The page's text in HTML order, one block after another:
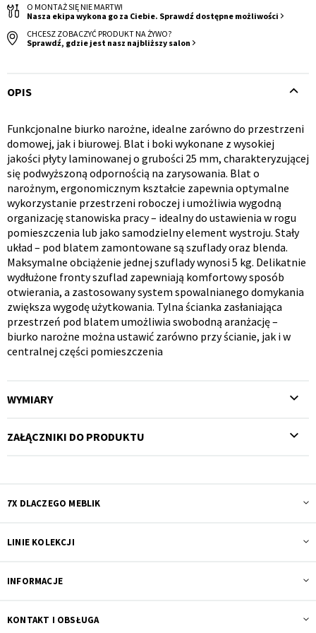
O MONTAŻ SIĘ NIE MARTW!
Nasza ekipa wykona go za Ciebie. Sprawdź dostępne możliwości
CHCESZ ZOBACZYĆ PRODUKT NA ŻYWO?
Sprawdź, gdzie jest nasz najbliższy salon
OPIS
Opis
produktu
Funkcjonalne biurko narożne, idealne zarówno do przestrzeni
domowej, jak i biurowej. Blat i boki wykonane z wysokiej
jakości płyty laminowanej o grubości 25 mm, charakteryzującej
się podwyższoną odpornością na zarysowania. Blat o
narożnym, ergonomicznym kształcie zapewnia optymalne
wykorzystanie przestrzeni roboczej i umożliwia wygodną
organizację stanowiska pracy – idealny do ustawienia w rogu
pomieszczenia lub jako samodzielny element wystroju. Stały
układ – pod blatem zamontowane są szuflady oraz blenda.
Maksymalne obciążenie jednej szuflady wynosi 5 kg. Delikatnie
wydłużone fronty szuflad zapewniają komfortowy sposób
otwierania, a zastosowany system spowalnianego domykania
zwiększa wygodę użytkowania. Tylna ścianka zasłaniająca
przestrzeń pod blatem umożliwia swobodną aranżację –
biurko narożne można ustawić zarówno przy ścianie, jak i w
centralnej części pomieszczenia
WYMIARY
ZAŁĄCZNIKI DO PRODUKTU
7X DLACZEGO MEBLIK
LINIE KOLEKCJI
INFORMACJE
KONTAKT I OBSŁUGA